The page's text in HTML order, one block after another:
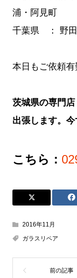
浦・阿見町
千葉県 ： 野田
本日もご依頼有
茨城県の専門店
出張します。今
こちら：
2016年11月
ガラスリペア